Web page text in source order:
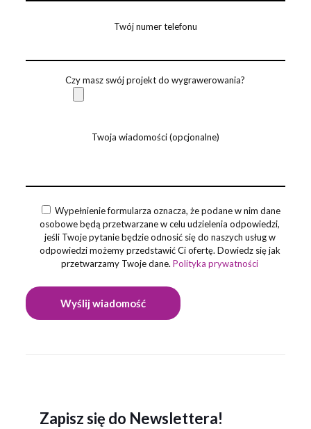
Twój numer telefonu
Czy masz swój projekt do wygrawerowania?
Twoja wiadomości (opcjonalne)
Wypełnienie formularza oznacza, że podane w nim dane
osobowe będą przetwarzane w celu udzielenia odpowiedzi,
jeśli Twoje pytanie będzie odnosić się do naszych usług w
odpowiedzi możemy przedstawić Ci ofertę. Dowiedz się jak
przetwarzamy Twoje dane.Polityka prywatności
Zapisz się do Newslettera!